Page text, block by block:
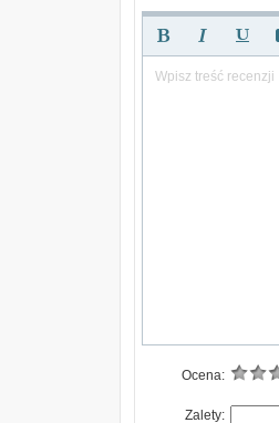
Wpisz treść recenzji
Ocena:
Zalety: